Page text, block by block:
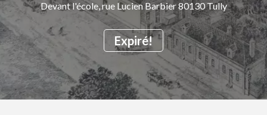
Expiré!
Devant l'école, rue Lucien Barbier 80130 Tully